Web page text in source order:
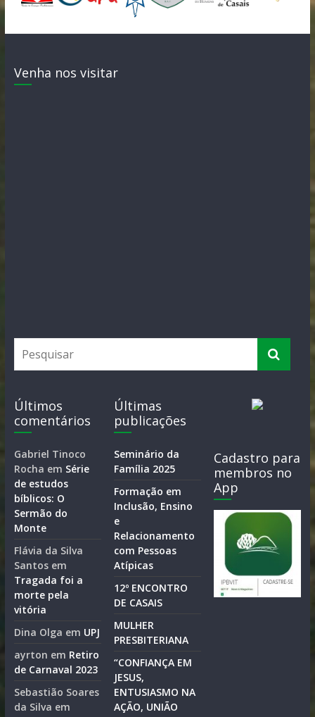
Venha nos visitar
Últimos
comentários
Gabriel Tinoco
Rocha em Série
de estudos
bíblicos: O
Sermão do
Monte
Flávia da Silva
Santosem
Tragada foi a
morte pela
vitória
Dina Olga em UPJ
ayrton em Retiro
de Carnaval 2023
Sebastião Soares
da Silva em
Últimas
publicações
Seminário da
Família 2025
Formação em
Inclusão, Ensino
e
Relacionamento
com Pessoas
Atípicas
12º ENCONTRO
DE CASAIS
MULHER
PRESBITERIANA
“CONFIANÇA EM
JESUS,
ENTUSIASMO NA
AÇÃO, UNIÃO
Cadastro para
membros no
App